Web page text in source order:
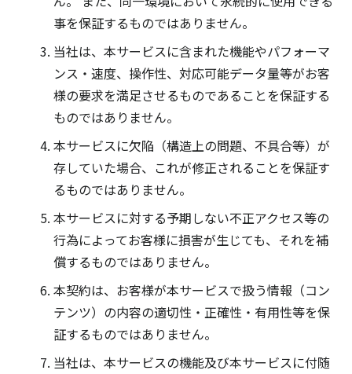
事を保証するものではありません。
当社は、本サービスに含まれた機能やパフォーマ
ンス・速度、操作性、対応可能データ量等がお客
様の要求を満足させるものであることを保証する
ものではありません。
本サービスに欠陥（構造上の問題、不具合等）が
存していた場合、これが修正されることを保証す
るものではありません。
本サービスに対する予期しない不正アクセス等の
行為によってお客様に損害が生じても、それを補
償するものではありません。
本契約は、お客様が本サービスで扱う情報（コン
テンツ）の内容の適切性・正確性・有用性等を保
証するものではありません。
当社は、本サービスの機能及び本サービスに付随